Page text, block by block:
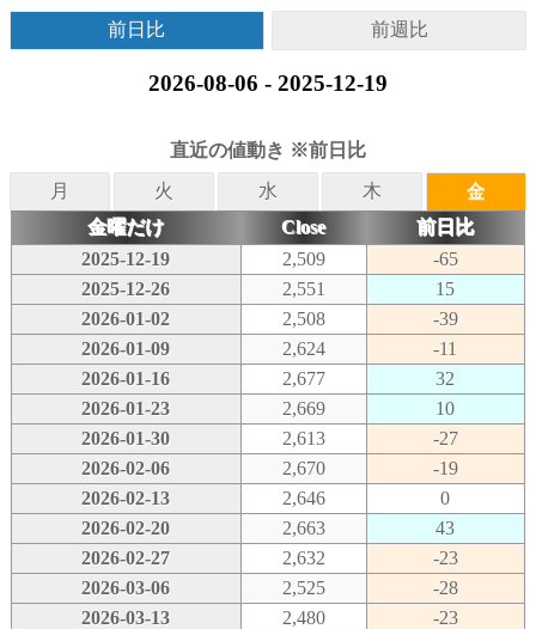
前日比 前週比
2026-08-06 - 2025-12-19
直近の値動き ※前日比
月
火 水 木
金
金曜だけ
Close
前日比
2025-12-19
2,509
-65
2025-12-26
2,551
15
2026-01-02
2,508
-39
2026-01-09
2,624
-11
2026-01-16
2,677
32
2026-01-23
2,669
10
2026-01-30
2,613
-27
2026-02-06
2,670
-19
2026-02-13
2,646
0
2026-02-20
2,663
43
2026-02-27
2,632
-23
2026-03-06
2,525
-28
2026-03-13
2,480
-23